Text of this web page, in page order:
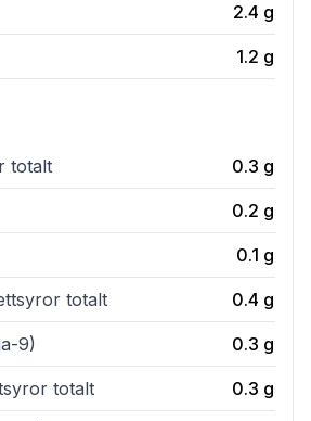
2.4 g
1.2 g
totalt 0.3 g
0.2 g
0.1 g
totalt 0.4 g
9) 0.3 g
totalt 0.3 g